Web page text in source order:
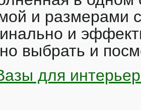
и размерами
и
выбрать и